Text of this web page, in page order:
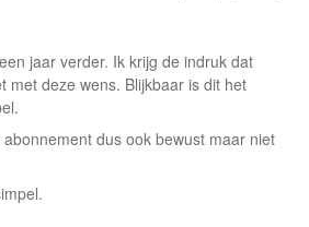
jaar verder. Ik krijg de indruk dat
met deze wens. Blijkbaar is dit het
dus ook bewust maar niet